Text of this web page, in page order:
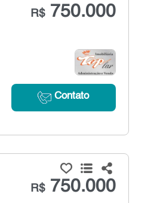
R$750.000
Contato
R$750.000